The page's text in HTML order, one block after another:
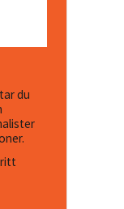
du